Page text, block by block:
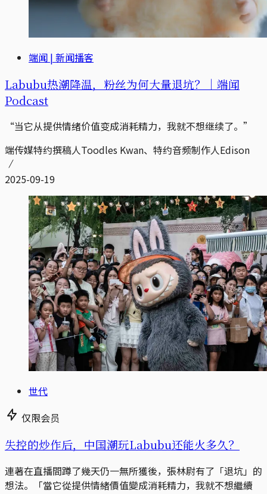
端闻 | 新闻播客
Labubu热潮降温，粉丝为何大量退坑？｜端闻
Podcast
“当它从提供情绪价值变成消耗精力，我就不想继续了。”
端传媒特约撰稿人Toodles Kwan、特约音频制作人Edison
2025-09-19
世代
仅限会员
失控的炒作后，中国潮玩Labubu还能火多久？
連著在直播間蹲了幾天仍一無所獲後，張林尉有了「退坑」的
想法。「當它從提供情緒價值變成消耗精力，我就不想繼續